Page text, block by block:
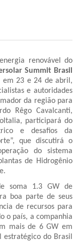
renovável do
Summit Brasil
em 23 e 24 de abril,
e autoridades
da região para
Rêgo Cavalcanti,
participará do
e desafios da
que discutirá o
do sistema
de Hidrogênio
soma 1.3 GW de
boa parte de seus
de recursos para
o país, a companhia
mais de 6 GW em
do Brasil